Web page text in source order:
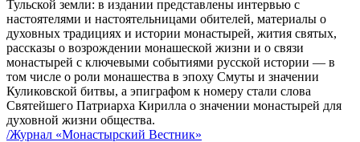
Тульской земли: в издании представлены интервью с
настоятелями и настоятельницами обителей, материалы о
духовных традициях и истории монастырей, жития святых,
рассказы о возрождении монашеской жизни и о связи
монастырей с ключевыми событиями русской истории — в
том числе о роли монашества в эпоху Смуты и значении
Куликовской битвы, а эпиграфом к номеру стали слова
Святейшего Патриарха Кирилла о значении монастырей для
духовной жизни общества.
/Журнал «Монастырский Вестник»